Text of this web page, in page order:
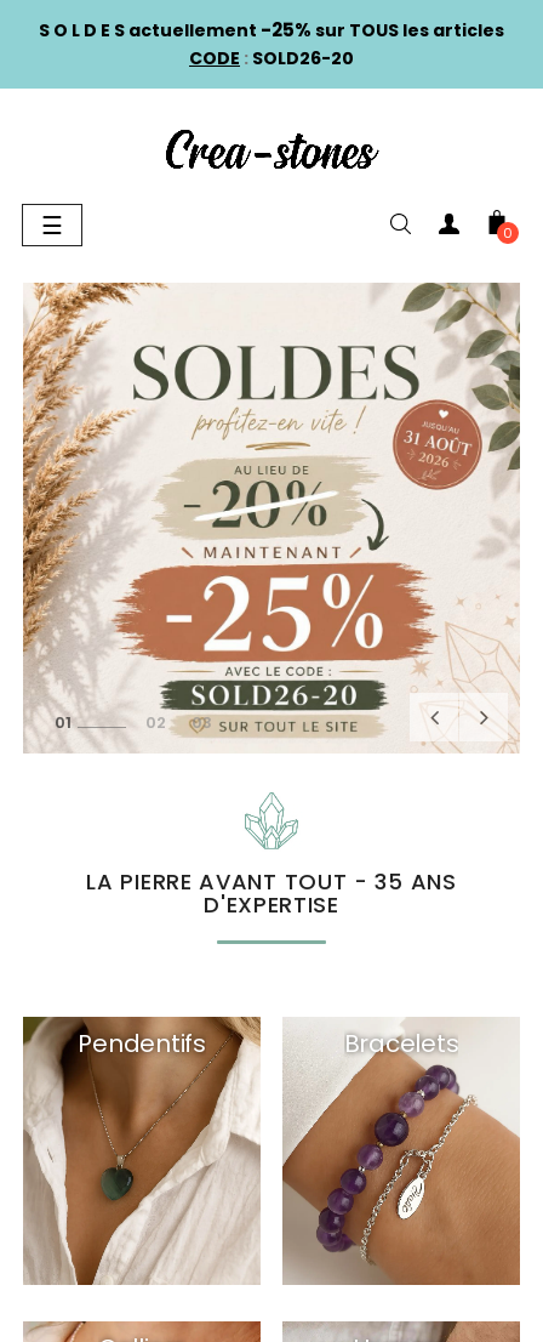
S O L D E S actuellement -25% sur TOUS les articles
CODE : SOLD26-20
Basculer
la
☰ 0
1 2 3
LA PIERRE AVANT TOUT - 35 ANS
D'EXPERTISE
Pendentifs Bracelets